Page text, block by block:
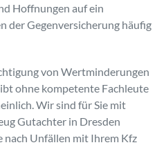
Hoffnungen auf ein
der Gegenversicherung häufig
von Wertminderungen
ohne kompetente Fachleute
Wir sind für Sie mit
Gutachter in Dresden
nach Unfällen mit Ihrem Kfz